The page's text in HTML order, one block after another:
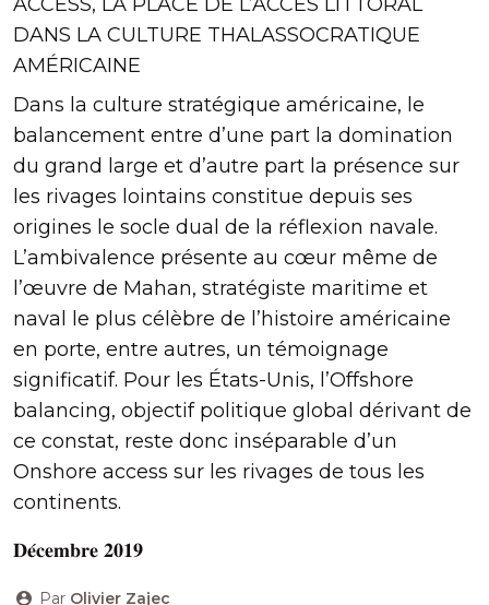
DANS LA CULTURE THALASSOCRATIQUE
AMÉRICAINE
Dans la culture stratégique américaine, le
balancement entre d’une part la domination
du grand large et d’autre part la présence sur
les rivages lointains constitue depuis ses
origines le socle dual de la réflexion navale.
L’ambivalence présente au cœur même de
l’œuvre de Mahan, stratégiste maritime et
naval le plus célèbre de l’histoire américaine
en porte, entre autres, un témoignage
significatif. Pour les États-Unis, l’Offshore
balancing, objectif politique global dérivant de
ce constat, reste donc inséparable d’un
Onshore access sur les rivages de tous les
continents.
𝐃𝐞́𝐜𝐞𝐦𝐛𝐫𝐞 𝟐𝟎𝟏𝟗
Par Olivier Zajec